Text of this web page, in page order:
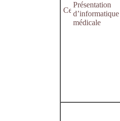
Présentation
d’informatique
médicale